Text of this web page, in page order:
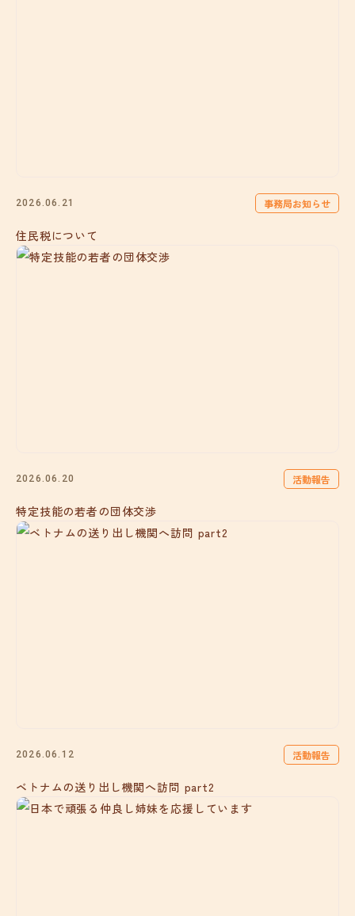
2026.06.21 事務局お知らせ
住民税について
2026.06.20 活動報告
特定技能の若者の団体交渉
2026.06.12 活動報告
ベトナムの送り出し機関へ訪問 part2